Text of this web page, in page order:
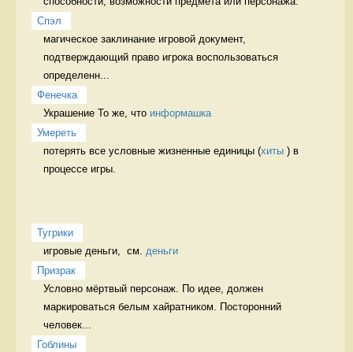
Спэл
магическое заклинание игровой документ,
подтверждающий право игрока воспользоваться
определенн...
Фенечка
Украшение То же, что информашка
Умереть
потерять все условные жизненные единицы (хиты ) в
процессе игры.
Тугрики
игровые деньги,  см. деньги
Призрак
Условно мёртвый персонаж. По идее, должен
маркироваться белым хайратником. Посторонний
человек...
Гоблины